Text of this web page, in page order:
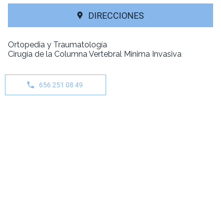
DIRECCIONES
Ortopedia y Traumatología
Cirugía de la Columna Vertebral Mínima Invasiva
656 251 08 49